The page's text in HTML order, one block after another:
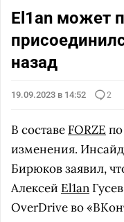
El1an может
назад
19.09.2023 в 14:52 2
В составе FORZE
изменения.
Бирюков заявил,
Алексей El1an
OverDrive во